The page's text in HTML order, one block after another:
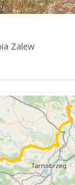
Zalew